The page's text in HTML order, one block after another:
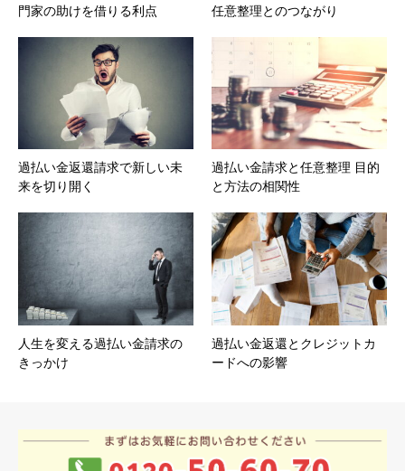
門家の助けを借りる利点
任意整理とのつながり
過払い金返還請求で新しい未
来を切り開く
過払い金請求と任意整理 目的
と方法の相関性
人生を変える過払い金請求の
きっかけ
過払い金返還とクレジットカ
ードへの影響